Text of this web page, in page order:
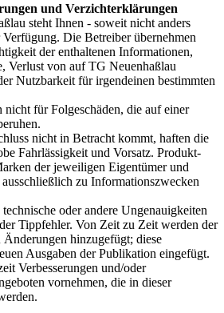
und Verzichterklärungen
steht Ihnen - soweit nicht anders
Die Betreiber übernehmen
der enthaltenen Informationen,
Verlust von auf TG Neuenhaßlau
Nutzbarkeit für irgendeinen bestimmten
für Folgeschäden, die auf einer
nicht in Betracht kommt, haften die
Fahrlässigkeit und Vorsatz. Produkt-
der jeweiligen Eigentümer und
zu Informationszwecken
oder andere Ungenauigkeiten
Tippfehler. Von Zeit zu Zeit werden der
hinzugefügt; diese
Ausgaben der Publikation eingefügt.
Verbesserungen und/oder
vornehmen, die in dieser